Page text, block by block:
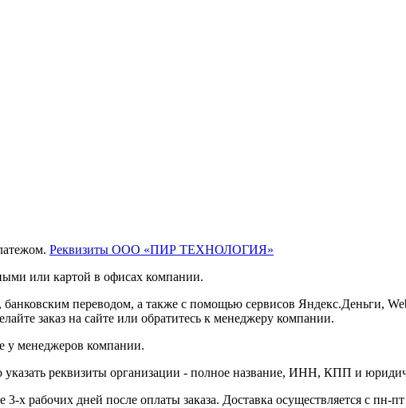
Реквизиты ООО «ПИР ТЕХНОЛОГИЯ»
или картой в офисах компании.
банковским переводом, а также с помощью сервисов Яндекс.Деньги,
заказ на сайте или обратитесь к менеджеру компании.
у менеджеров компании.
указать реквизиты организации - полное название, ИНН, КПП и
3-х рабочих дней после оплаты заказа. Доставка осуществляется с пн-